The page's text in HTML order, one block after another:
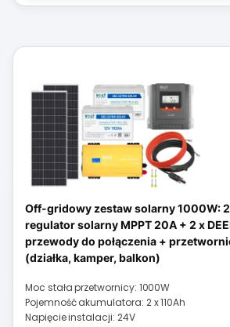
Off-gridowy zestaw solarny 1000W:
regulator solarny MPPT 20A + 2 x
przewody do połączenia +
(działka, kamper, balkon)
Moc stała przetwornicy: 1000W
Pojemność akumulatora: 2 x 110Ah
Napięcie instalacji: 24V